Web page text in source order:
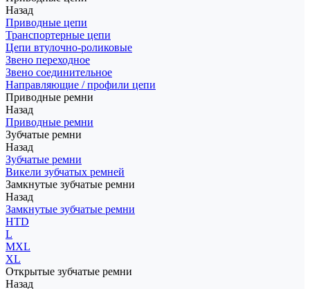
Назад
Приводные цепи
Транспортерные цепи
Цепи втулочно-роликовые
Звено переходное
Звено соединительное
Направляющие / профили цепи
Приводные ремни
Назад
Приводные ремни
Зубчатые ремни
Назад
Зубчатые ремни
Викели зубчатых ремней
Замкнутые зубчатые ремни
Назад
Замкнутые зубчатые ремни
HTD
L
MXL
XL
Открытые зубчатые ремни
Назад